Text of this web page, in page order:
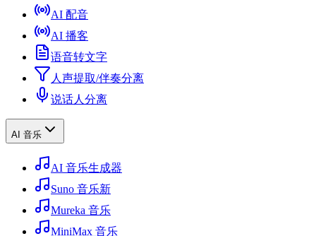
AI 配音
AI 播客
语音转文字
人声提取/伴奏分离
说话人分离
AI 音乐
AI 音乐生成器
Suno 音乐新
Mureka 音乐
MiniMax 音乐